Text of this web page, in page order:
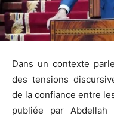
Dans un contexte
des tensions
de la confiance entre
publiée par Abdellah